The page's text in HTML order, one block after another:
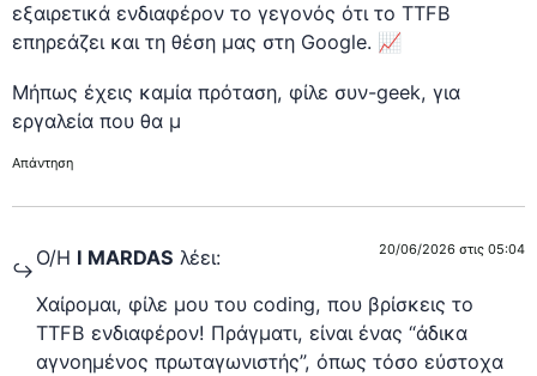
εξαιρετικά ενδιαφέρον το γεγονός ότι το TTFB
επηρεάζει και τη θέση μας στη Google. 📈
Μήπως έχεις καμία πρόταση, φίλε συν-geek, για
εργαλεία που θα μ
Απάντηση
Ο/Η I MARDAS λέει: 20/06/2026 στις 05:04
Χαίρομαι, φίλε μου του coding, που βρίσκεις το
TTFB ενδιαφέρον! Πράγματι, είναι ένας “άδικα
αγνοημένος πρωταγωνιστής”, όπως τόσο εύστοχα